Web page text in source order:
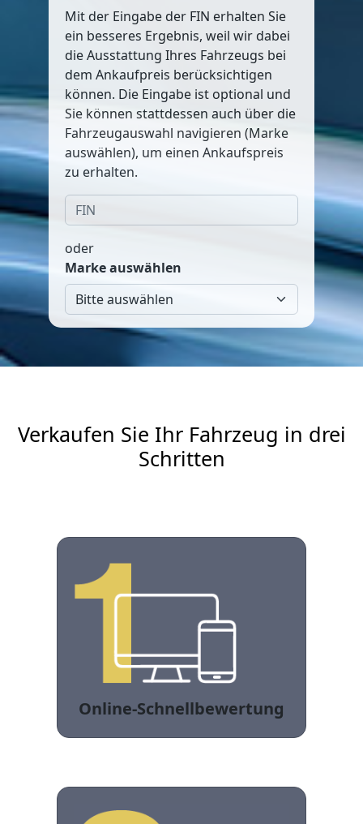
Mit der Eingabe der FIN erhalten Sie
ein besseres Ergebnis, weil wir dabei
die Ausstattung Ihres Fahrzeugs bei
dem Ankaufpreis berücksichtigen
können. Die Eingabe ist optional und
Sie können stattdessen auch über die
Fahrzeugauswahl navigieren (Marke
auswählen), um einen Ankaufspreis
zu erhalten.
oder
Marke auswählen
Verkaufen Sie Ihr Fahrzeug in drei
Schritten
Online-Schnellbewertung